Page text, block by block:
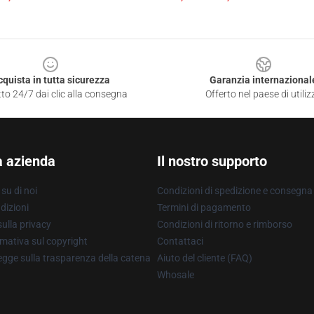
in tutta sicurezza
24/7 dai clic alla consegna
Garanzia
Offerto nel paese di
azienda
di noi
privacy
sul copyright
sulla trasparenza della catena
Il nostro supporto
Condizioni di spedizione e consegna
Termini di pagamento
Condizioni di ritorno e rimborso
Contattaci
Aiuto del cliente (FAQ)
Whosale